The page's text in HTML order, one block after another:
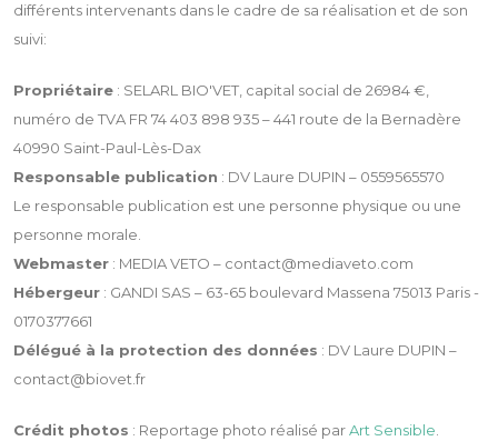
différents intervenants dans le cadre de sa réalisation et de son
suivi:
Propriétaire : SELARL BIO'VET, capital social de 26984 €,
numéro de TVA FR 74 403 898 935 – 441 route de la Bernadère
40990 Saint-Paul-Lès-Dax
Responsable publication : DV Laure DUPIN – 0559565570
Le responsable publication est une personne physique ou une
personne morale.
Webmaster : MEDIA VETO – contact@mediaveto.com
Hébergeur : GANDI SAS – 63-65 boulevard Massena 75013 Paris -
0170377661
Délégué à la protection des données : DV Laure DUPIN –
contact@biovet.fr
Crédit photos : Reportage photo réalisé parArt Sensible